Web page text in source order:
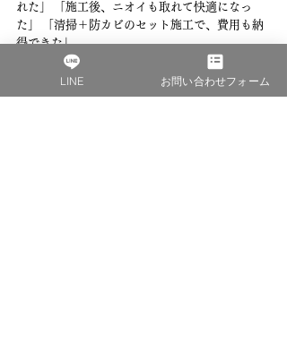
れた」 「施工後、ニオイも取れて快適になっ
た」 「清掃＋防カビのセット施工で、費用も納
得できた」
こうしたリアルな評価が、Moz cleanの施工品質
を裏付けています。
LINE お問い合わせフォーム